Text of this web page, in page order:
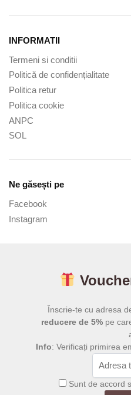
INFORMATII
Termeni si conditii
Politică de confidențialitate
Politica retur
Politica cookie
ANPC
SOL
Ne găsești pe
Facebook
Instagram
Înscrie-te cu adresa
reducere de 5% pe
Info: Verificați primirea
Sunt de accord